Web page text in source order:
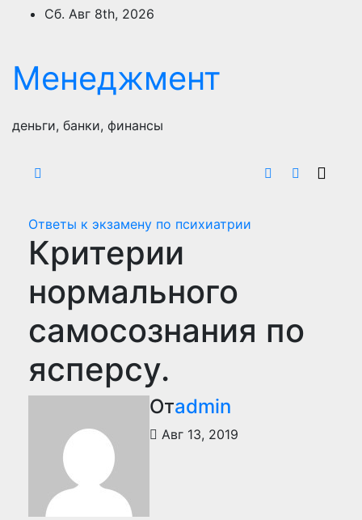
ПерейтиСб. Авг 8th, 2026
Менеджмент
деньги, банки, финансы
Ответы к экзамену по психиатрии
Критерии
нормального
самосознания по
ясперсу.
Отadmin
Авг 13, 2019